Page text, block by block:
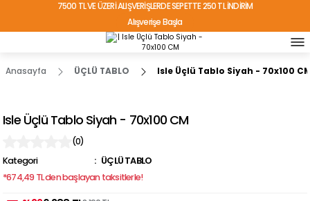
7500 TL VE ÜZERİ ALIŞVERİŞLERDE SEPETTE 250 TL İNDİRİM
Alışverişe Başla
TÜRKİYE'NİN HER YERİNE ÜCRETSİZ KARGO!
Anasayfa ÜÇLÜ TABLO Isle Üçlü Tablo Siyah - 70x100
Isle Üçlü Tablo Siyah - 70x100 CM
(0)
Kategori
ÜÇLÜ TABLO
*674,49 TL den başlayan taksitlerle!